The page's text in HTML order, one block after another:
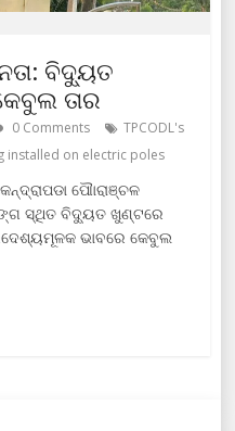
ବିଦ୍ୟୁତ
ତାର
0 Comments
TPCODL's
installed on electric poles
ପୌାରାଞ୍ଚଳ
ସ୍ଥିତ ବିଦ୍ୟୁତ ଖୁଣ୍ଟରେ
ଭାବରେ କେବୁଲ